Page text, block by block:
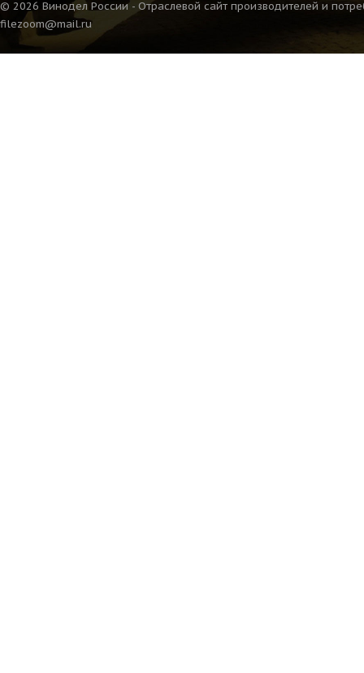
© 2026 Винодел России - Отраслевой сайт производителей и
filezoom@mail.ru